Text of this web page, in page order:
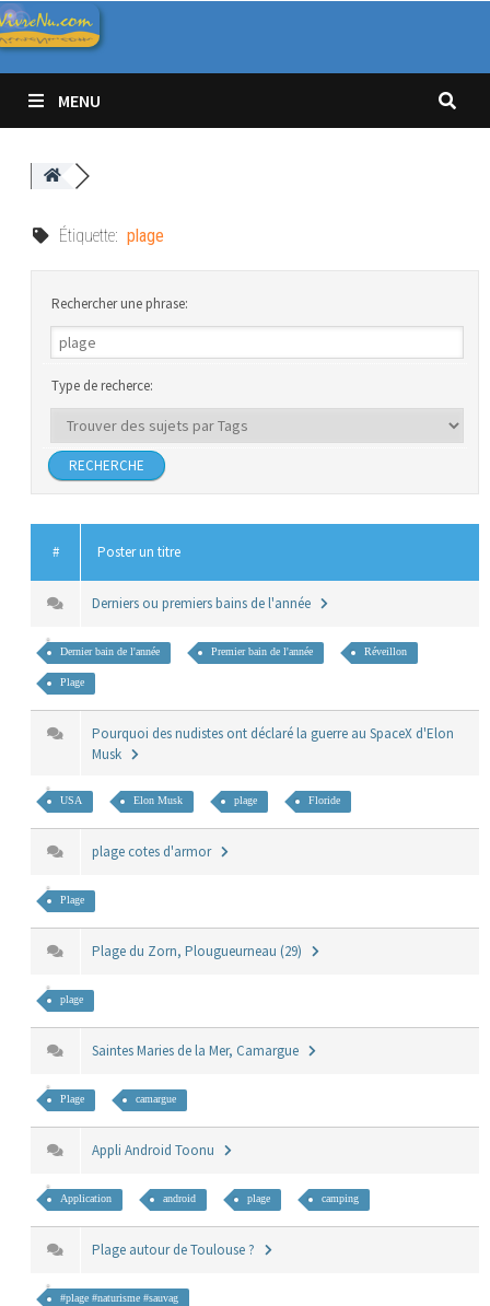
Passer
au
contenu
MENU
Étiquette: plage
Rechercher une phrase:
Type de recherce:
# Poster un titre
Derniers ou premiers bains de l'année
Dernier bain de l'année Premier bain de l'année Réveillon
Plage
Pourquoi des nudistes ont déclaré la guerre au SpaceX d'Elon
Musk
USA Elon Musk plage Floride
plage cotes d'armor
Plage
Plage du Zorn, Plougueurneau (29)
plage
Saintes Maries de la Mer, Camargue
Plage camargue
Appli Android Toonu
Application android plage camping
Plage autour de Toulouse ?
#plage #naturisme #sauvag